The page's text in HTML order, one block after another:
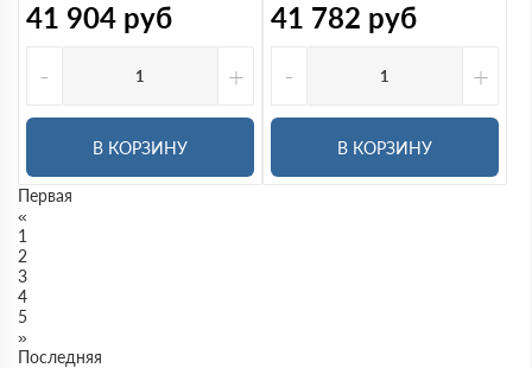
41 904 руб
-
+
В КОРЗИНУ
41 782 руб
-
+
В КОРЗИНУ
Первая
«
1
2
3
4
5
»
Последняя